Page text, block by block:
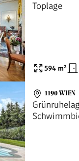
Toplage
594 m²
1190 WIEN